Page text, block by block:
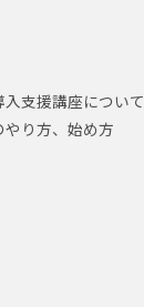
支援講座について
り方、始め方